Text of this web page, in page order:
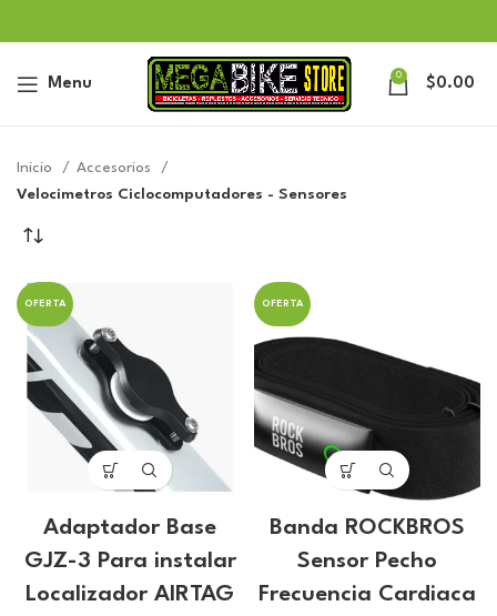
Menu 0 $0.00
Inicio
Accesorios
Velocimetros Ciclocomputadores - Sensores
OFERTA
Adaptador Base
GJZ-3 Para instalar
Localizador AIRTAG
OFERTA
Banda ROCKBROS
Sensor Pecho
Frecuencia Cardiaca